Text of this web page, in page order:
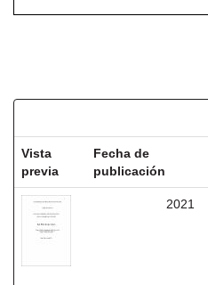
Vista
previa
Fecha de
publicación
2021